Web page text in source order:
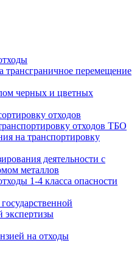
трансграничное перемещение
черных и цветных
отходов
отходов ТБО
на транспортировку
деятельности с
металлов
1-4 класса опасности
экспертизы
на отходы